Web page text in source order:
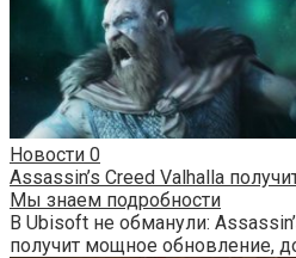
Новости 0
Assassin’s Creed Valhalla
Мы знаем подробности
В Ubisoft не обманули:
получит мощное обновление,